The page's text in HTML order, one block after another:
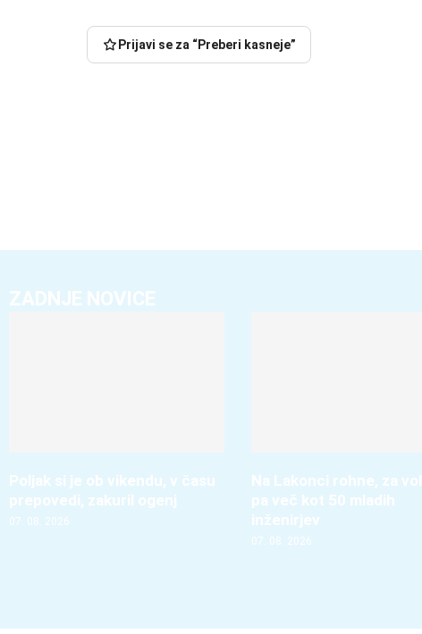
Prijavi se za “Preberi kasneje”
ZADNJE NOVICE
Poljak si je ob vikendu, v času
prepovedi, zakuril ogenj
07. 08. 2026
Na Lakonci rohne, za
pa več kot 50 mladih
inženirjev
07. 08. 2026